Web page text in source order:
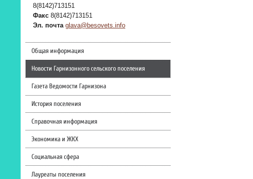
8(8142)713151
Факс 8(8142)713151
Эл. почта glava@besovets.info
Общая информация
Новости Гарнизонного сельского поселения
Газета Ведомости Гарнизона
История поселения
Справочная информация
Экономика и ЖКХ
Социальная сфера
Лауреаты поселения